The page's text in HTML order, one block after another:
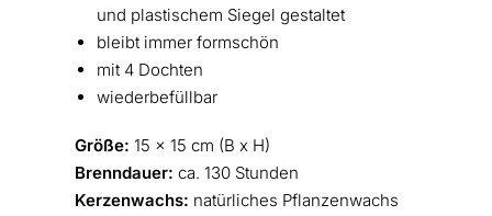
und plastischem Siegel gestaltet
bleibt immer formschön
mit 4 Dochten
wiederbefüllbar
Größe: 15 x 15 cm (B x H)
Brenndauer: ca. 130 Stunden
Kerzenwachs: natürliches Pflanzenwachs